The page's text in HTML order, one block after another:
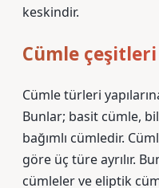
keskindir.
Cümle
Cümle türleri
Bunlar; basit cümle,
bağımlı cümledir.
göre üç türe ayrılır.
cümleler ve eliptik